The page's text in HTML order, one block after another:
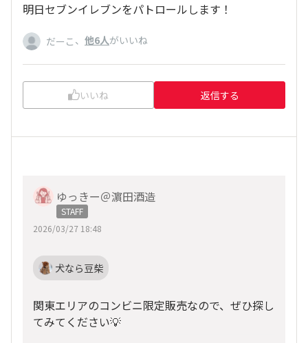
明日セブンイレブンをパトロールします！
だーこ 、 他6人がいいね
いいね 返信する
ゆっきー＠濵田酒造
STAFF
2026/03/27 18:48
犬なら豆柴
関東エリアのコンビニ限定販売なので、ぜひ探し
てみてください💡